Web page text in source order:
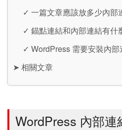
✓ 一篇文章應該放多少內部
✓ 錨點連結和內部連結有什
✓ WordPress 需要安裝內部
➤ 相關文章
WordPress 內部連